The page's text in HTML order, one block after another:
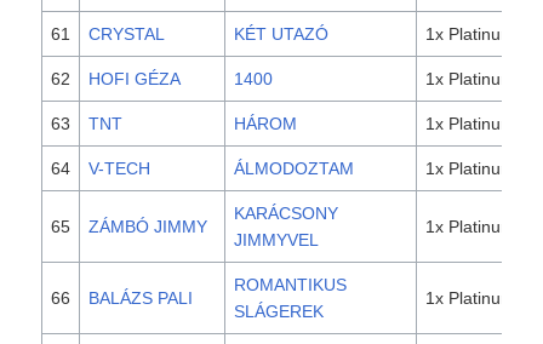
61 CRYSTAL KÉT UTAZÓ 1x Platinum
62 HOFI GÉZA 1400 1x Platinum
63 TNT HÁROM 1x Platinum
64 V-TECH ÁLMODOZTAM 1x Platinum
65 ZÁMBÓ JIMMY
KARÁCSONY
JIMMYVEL
1x Platinum
66 BALÁZS PALI
ROMANTIKUS
SLÁGEREK
1x Platinum